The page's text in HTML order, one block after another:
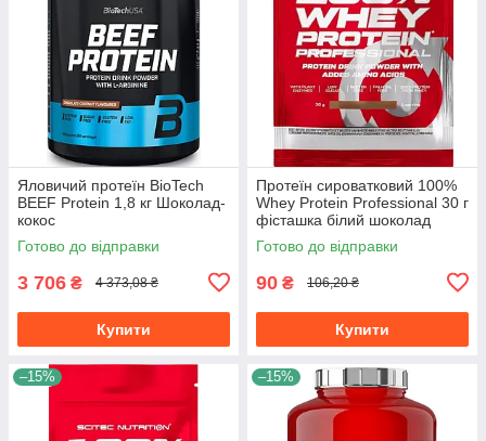
Яловичий протеїн BioTech
BEEF Protein 1,8 кг Шоколад-
кокос
Готово до відправки
3 706 ₴ 4 373,08 ₴
Купити
Протеїн сироватковий 100%
Whey Protein Professional 30 г
фісташка білий шоколад
Готово до відправки
90 ₴ 106,20 ₴
Купити
–15% –15%